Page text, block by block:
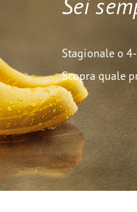
La corretta
Quale pneumatico è
Sei
Stagionale o
Scopra quale